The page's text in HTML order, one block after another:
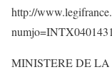
http://
MINISTERE DE LA